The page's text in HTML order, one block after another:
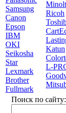
Samsung
Canon
Epson
IBM
OKI
Seikosha
Star
Lexmark
Brother
Fullmark
Ricoh
Katun
L-
Поиск по сайту: